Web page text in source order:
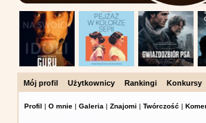
Mój profil Użytkownicy Rankingi Konkursy
Profil | O mnie | Galeria | Znajomi | Twórczość |